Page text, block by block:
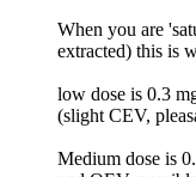
When you are
extracted) this is
low dose is 0.3
(slight CEV,
Medium dose is